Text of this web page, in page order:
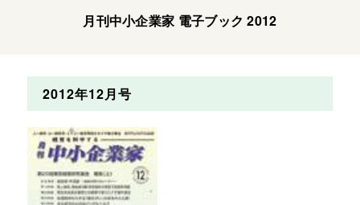
月刊中小企業家 電子ブック 2012
2012年12月号